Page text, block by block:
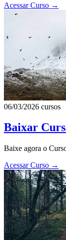
Acessar Curso →
06/03/2026 cursos
Baixar
Baixe agora o
Acessar Curso →